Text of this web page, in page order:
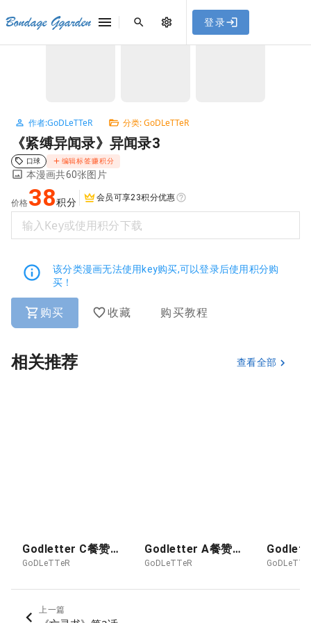
，使用遇到
问题请联系客服。
Bondage Ggarden 登录
首页 / GoDLeTTeR / 《紧缚异闻录》异闻录3
作者:GoDLeTTeR 分类: GoDLeTTeR
《紧缚异闻录》异闻录3
口球 编辑标签赚积分
本漫画共60张图片
价格 38积分 会员可享23积分优惠
输入Key或使用积分下载
该分类漫画无法使用key购买,可以登录后使用积分购
买！
购买 收藏 购买教程
相关推荐 查看全部
Godletter C餐赞助图 2026-08月 抖M侠
GoDLeTTeR
Godletter A餐赞助图 26-08 POKER - KUROZAWA ROUKYO
GoDLeTTeR
上一篇